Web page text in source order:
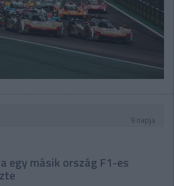
9 napja
egy másik ország F1-es